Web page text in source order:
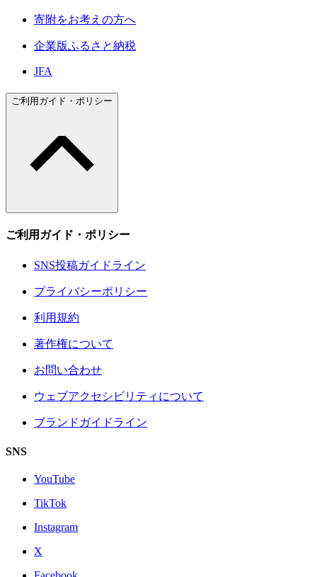
寄附をお考えの方へ
企業版ふるさと納税
JFA
ご利用ガイド・ポリシー
ご利用ガイド・ポリシー
SNS投稿ガイドライン
プライバシーポリシー
利用規約
著作権について
お問い合わせ
ウェブアクセシビリティについて
ブランドガイドライン
SNS
YouTube
TikTok
Instagram
X